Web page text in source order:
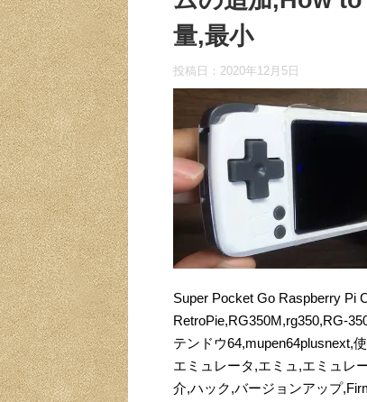
量,最小
投稿日： 2020年12月5日
Super Pocket Go Raspberry Pi
RetroPie,RG350M,rg350,RG-
テンドウ64,mupen64plusnext,
エミュレータ,エミュ,エミュレ
介,ハック,バージョンアップ